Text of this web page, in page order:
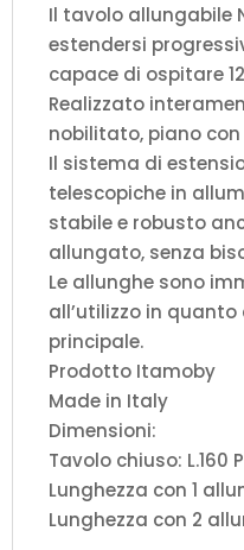
Il tavolo allungabile
estendersi
capace di ospitare
Realizzato
nobilitato, piano
Il sistema di
telescopiche in
stabile e robusto
allungato, senza
Le allunghe sono
all’utilizzo in
principale.
Prodotto Itamoby
Made in Italy
Dimensioni:
Tavolo chiuso: L.160
Lunghezza con 1
Lunghezza con 2